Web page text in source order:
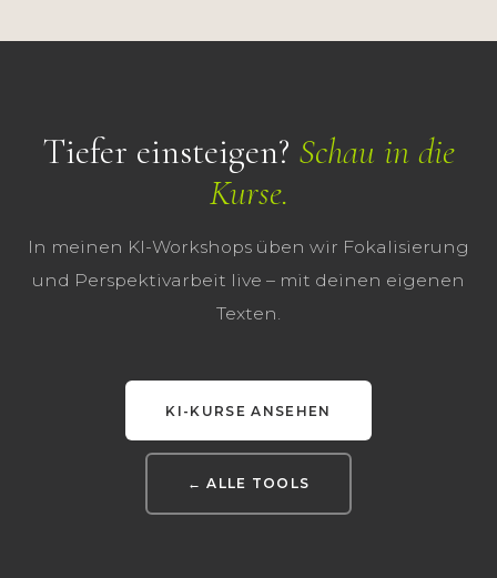
Tiefer einsteigen? Schau in die
Kurse.
In meinen KI-Workshops üben wir Fokalisierung
und Perspektivarbeit live – mit deinen eigenen
Texten.
KI-KURSE ANSEHEN
← ALLE TOOLS